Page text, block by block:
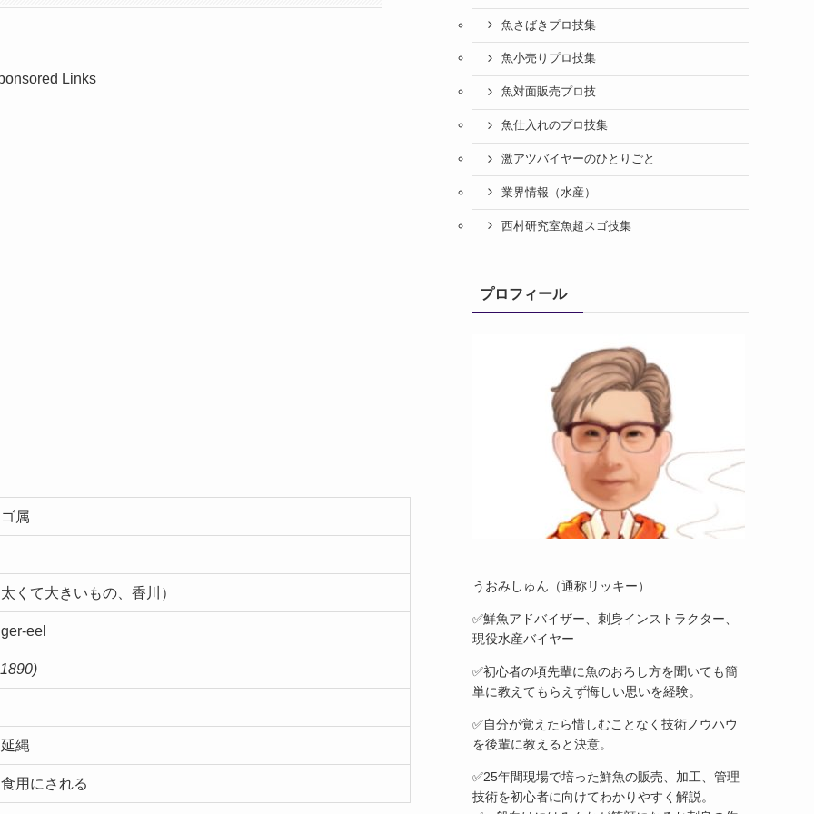
Links
ゴ科クロアナゴ属
くて大きいもの、香川）
eel
縄
用にされる
魚さばきプロ技集
魚小売りプロ技集
魚対面販売プロ技
魚仕入れのプロ技集
激アツバイヤーのひとりごと
業界情報（水産）
西村研究室魚超スゴ技集
プロフィール
うおみしゅん（通称リッキー）
✅鮮魚アドバイザー、刺身インストラクター、
現役水産バイヤー
✅初心者の頃先輩に魚のおろし方を聞いても簡
単に教えてもらえず悔しい思いを経験。
✅自分が覚えたら惜しむことなく技術ノウハウ
を後輩に教えると決意。
✅25年間現場で培った鮮魚の販売、加工、管理
技術を初心者に向けてわかりやすく解説。